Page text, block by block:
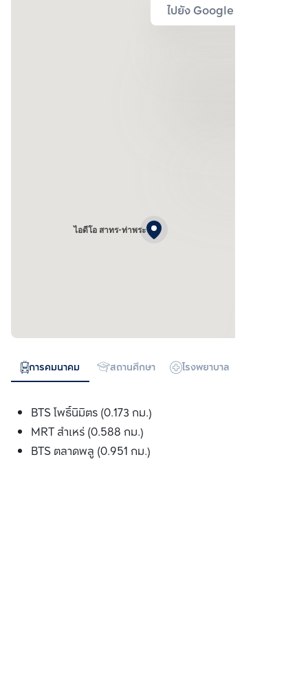
ไปยัง Google Map
ไอดีโอ สาทร-ท่าพระ
การคมนาคม สถานศึกษา โรงพยาบาล
BTS โพธ์ินิมิตร (0.173 กม.)
MRT สำเหร่ (0.588 กม.)
BTS ตลาดพลู (0.951 กม.)